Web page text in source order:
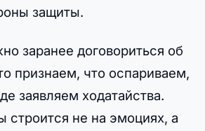
защиты.
заранее договориться об
признаем, что оспариваем,
заявляем ходатайства.
строится не на эмоциях, а